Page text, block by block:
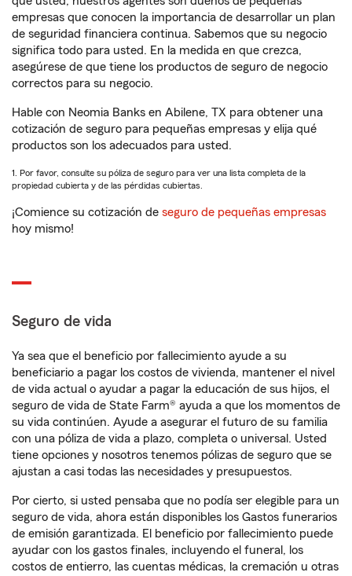
empresas que conocen la importancia de desarrollar un plan
de seguridad financiera continua. Sabemos que su negocio
significa todo para usted. En la medida en que crezca,
asegúrese de que tiene los productos de seguro de negocio
correctos para su negocio.
Hable con Neomia Banks en Abilene, TX para obtener una
cotización de seguro para pequeñas empresas y elija qué
productos son los adecuados para usted.
1. Por favor, consulte su póliza de seguro para ver una lista completa de la
propiedad cubierta y de las pérdidas cubiertas.
¡Comience su cotización de seguro de pequeñas empresas
hoy mismo!
Seguro de vida
Ya sea que el beneficio por fallecimiento ayude a su
beneficiario a pagar los costos de vivienda, mantener el nivel
de vida actual o ayudar a pagar la educación de sus hijos, el
seguro de vida de State Farm® ayuda a que los momentos de
su vida continúen. Ayude a asegurar el futuro de su familia
con una póliza de vida a plazo, completa o universal. Usted
tiene opciones y nosotros tenemos pólizas de seguro que se
ajustan a casi todas las necesidades y presupuestos.
Por cierto, si usted pensaba que no podía ser elegible para un
seguro de vida, ahora están disponibles los Gastos funerarios
de emisión garantizada. El beneficio por fallecimiento puede
ayudar con los gastos finales, incluyendo el funeral, los
costos de entierro, las cuentas médicas, la cremación u otras